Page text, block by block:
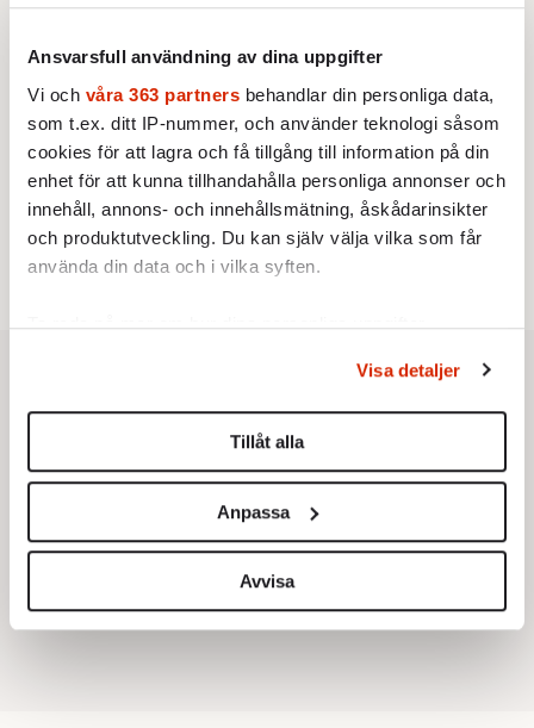
Ansvarsfull användning av dina uppgifter
Vi och våra 363 partners behandlar din personliga data,
som t.ex. ditt IP-nummer, och använder teknologi såsom
cookies för att lagra och få tillgång till information på din
enhet för att kunna tillhandahålla personliga annonser och
innehåll, annons- och innehållsmätning, åskådarinsikter
och produktutveckling. Du kan själv välja vilka som får
använda din data och i vilka syften.
Ta reda på mer om hur dina personliga uppgifter
Du kan ändra eller dra tillbaka ditt samtycke när som
helst från cookie-förklaringen.
Vi använder enhetsidentifierare för att anpassa innehållet
för sociala medier och analysera vår trafik. Vi
vidarebefordrar även sådana identifierare och annan
information från din enhet till de sociala medier och
annons- och analysföretag som vi samarbetar med.
Visa detaljer
Tillåt alla
Anpassa
Avvisa
4.Nina Lekander:På ”Kommunisthögskolan” drömde
alla om att vara arbetarklass
INRIKES
5.Vattenbristen är här – men var femte liter läcker
ut
Av: Susanne Gäre
KRÖNIKA
6.Sakine Madon:Efter islamistdådet oroar sig
vänstern för Agnes Wold